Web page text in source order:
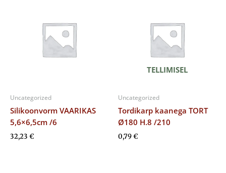
Uncategorized
Silikoonvorm VAARIKAS
5,6×6,5cm /6
32,23 €
TELLIMISEL
Uncategorized
Tordikarp kaanega TORT
Ø180 H.8 /210
0,79€